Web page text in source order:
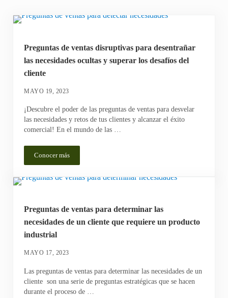
Preguntas de ventas disruptivas para desentrañar
las necesidades ocultas y superar los desafíos del
cliente
MAYO 19, 2023
¡Descubre el poder de las preguntas de ventas para desvelar
las necesidades y retos de tus clientes y alcanzar el éxito
comercial! En el mundo de las …
Conocer másPreguntas de ventas disruptivas para desentrañar las
Preguntas de ventas para determinar las
necesidades de un cliente que requiere un producto
industrial
MAYO 17, 2023
Las preguntas de ventas para determinar las necesidades de un
cliente son una serie de preguntas estratégicas que se hacen
durante el proceso de …